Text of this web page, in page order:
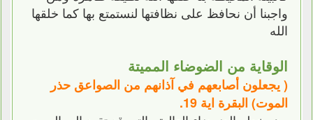
واجبنا أن نحافظ على نظافتها لنستمتع بها كما خلقها
الله
الوقاية من الضوضاء المميتة
( يجعلون أصابعهم في آذانهم من الصواعق حذر
الموت) البقرة اية 19.